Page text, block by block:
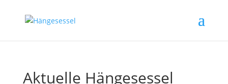
Aktuelle Hängesessel